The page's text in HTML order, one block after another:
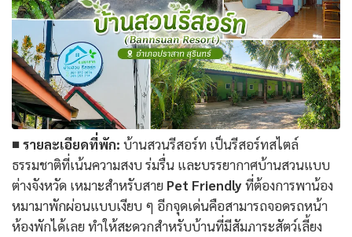
■ รายละเอียดที่พัก: บ้านสวนรีสอร์ท เป็นรีสอร์ทสไตล์
ธรรมชาติที่เน้นความสงบ ร่มรื่น และบรรยากาศบ้านสวนแบบ
ต่างจังหวัด เหมาะสำหรับสาย Pet Friendlyที่ต้องการพาน้อง
หมามาพักผ่อนแบบเงียบ ๆ อีกจุดเด่นคือสามารถจอดรถหน้า
ห้องพักได้เลย ทำให้สะดวกสำหรับบ้านที่มีสัมภาระสัตว์เลี้ยง